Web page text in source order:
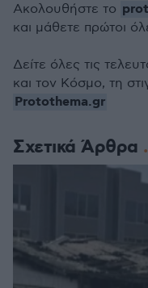
Σχετικά Άρθρα
Ακολουθήστε το
και μάθετε πρώτοι
Δείτε όλες τις
και τον Κόσμο, τη
Protothema.gr